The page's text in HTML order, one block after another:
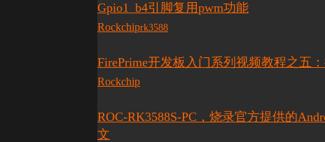
Gpio1_b4引脚复用pwm功能
Rockchiprk3588
FirePrime开发板入门系列视频教程之五
Rockchip
ROC-RK3588S-PC，烧录官方提供的
文